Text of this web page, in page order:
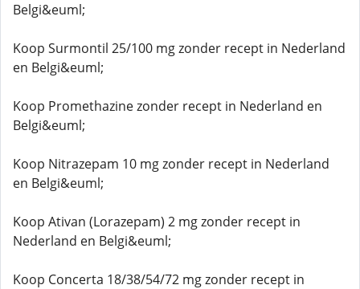
Belgi&euml;
Koop Surmontil 25/100 mg zonder recept in Nederland
en Belgi&euml;
Koop Promethazine zonder recept in Nederland en
Belgi&euml;
Koop Nitrazepam 10 mg zonder recept in Nederland
en Belgi&euml;
Koop Ativan (Lorazepam) 2 mg zonder recept in
Nederland en Belgi&euml;
Koop Concerta 18/38/54/72 mg zonder recept in